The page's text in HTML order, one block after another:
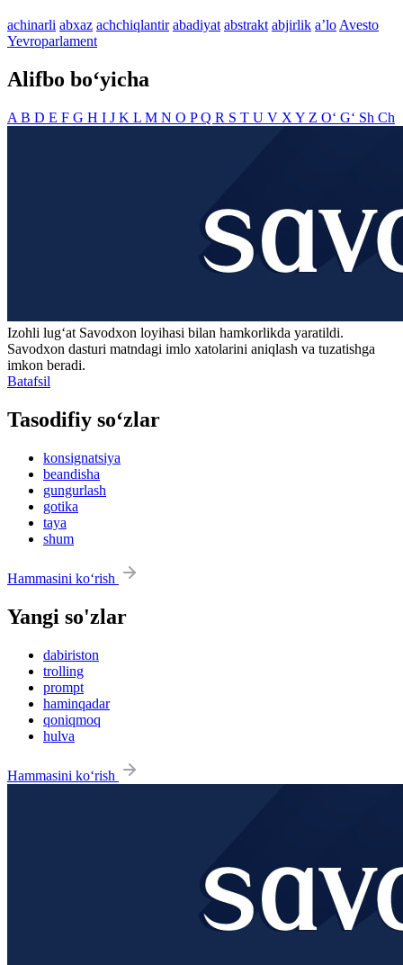
achinarli abxaz achchiqlantir abadiyat abstrakt abjirlik aʼlo Avesto
Yevroparlament
Alifbo bo‘yicha
A B D E F G H I J K L M N O PQ R S T U V X Y Z O‘ G‘ Sh Ch
Izohli lugʻat Savodxon loyihasi bilan hamkorlikda yaratildi.
Savodxon dasturi matndagi imlo xatolarini aniqlash va tuzatishga
imkon beradi.
Batafsil
Tasodifiy so‘zlar
konsignatsiya
beandisha
gungurlash
gotika
taya
shum
Hammasini ko‘rish
Yangi so'zlar
dabiriston
trolling
prompt
haminqadar
qoniqmoq
hulva
Hammasini ko‘rish